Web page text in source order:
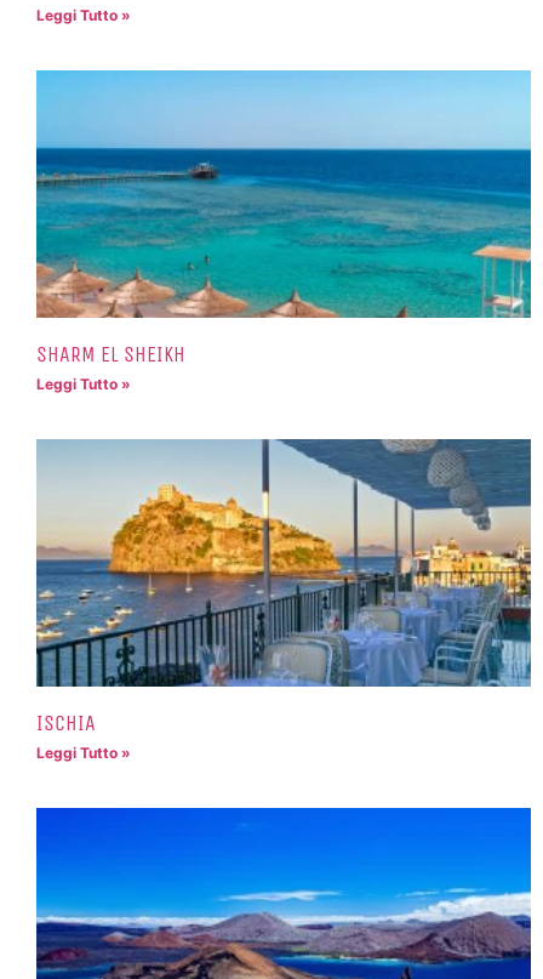
Leggi Tutto »
SHARM EL SHEIKH
Leggi Tutto »
ISCHIA
Leggi Tutto »